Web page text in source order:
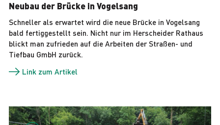
Neubau der Brücke in Vogelsang
Schneller als erwartet wird die neue Brücke in Vogelsang
bald fertiggestellt sein. Nicht nur im Herscheider Rathaus
blickt man zufrieden auf die Arbeiten der Straßen- und
Tiefbau GmbH zurück.
Link zum Artikel